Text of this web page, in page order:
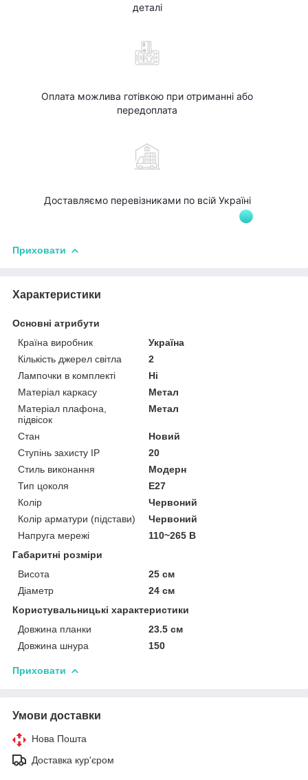
деталі
Оплата можлива готівкою при отриманні або
передоплата
Доставляємо перевізниками по всій Україні
Приховати
Характеристики
Основні атрибути
Країна виробник
Україна
Кількість джерел світла
2
Лампочки в комплекті
Ні
Матеріал каркасу
Метал
Матеріал плафона,
підвісок
Метал
Стан
Новий
Ступінь захисту IP
20
Стиль виконання
Модерн
Тип цоколя
E27
Колір
Червоний
Колір арматури (підстави)
Червоний
Напруга мережі
110~265 В
Габаритні розміри
Висота
25 см
Діаметр
24 см
Користувальницькі характеристики
Довжина планки
23.5 см
Довжина шнура
150
Приховати
Умови доставки
Нова Пошта
Доставка кур'єром